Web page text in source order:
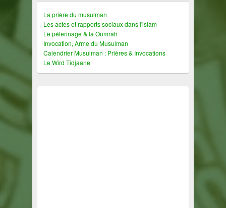
La prière du musulman
Les actes et rapports sociaux dans l'islam
Le pélerinage & la Oumrah
Invocation, Arme du Musulman
Calendrier Musulman : Prières & Invocations
Le Wird Tidjaane